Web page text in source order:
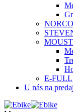
NORCO
E-FULL
U nás na